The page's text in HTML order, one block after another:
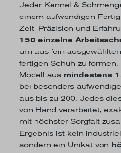
Jeder Kennel &
einem aufwendigen
Zeit, Präzision und
150 einzelne
um aus fein
fertigen Schuh zu
Modell aus mindestens
bei besonders
aus bis zu 200. Jedes
von Hand verarbeitet,
mit höchster Sorgfalt
Ergebnis ist kein
sondern ein Unikat von